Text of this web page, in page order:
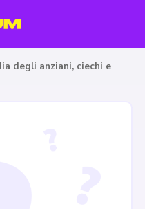
degli anziani, ciechi e